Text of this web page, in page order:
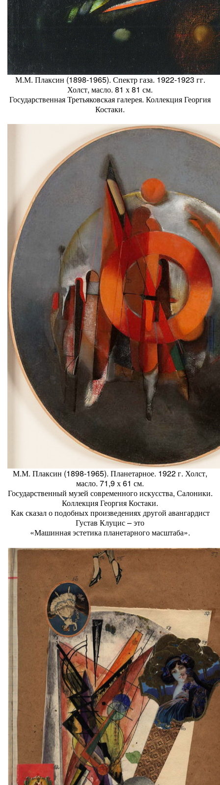
М.М. Плаксин (1898-1965). Спектр газа. 1922-1923 гг.
Холст, масло. 81 х 81 см.
Государственная Третьяковская галерея. Коллекция Георгия
Костаки.
М.М. Плаксин (1898-1965). Планетарное. 1922 г. Холст,
масло. 71,9 х 61 см.
Государственный музей современного искусства, Салоники.
Коллекция Георгия Костаки.
Как сказал о подобных произведениях другой авангардист
Густав Клуцис – это
«Машинная эстетика планетарного масштаба».